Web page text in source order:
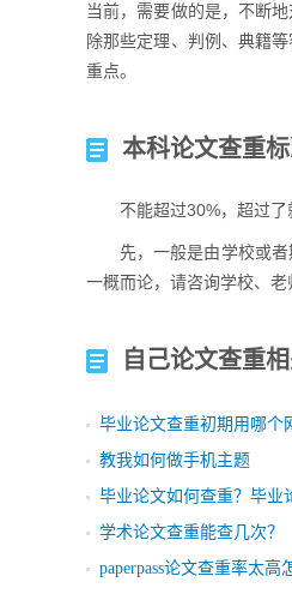
当前，需要做的是，不断
除那些定理、判例、典籍
重点。
本科论文查重
不能超过30%，超过
先，一般是由学校或
一概而论，请咨询学校、
自己论文查重
毕业论文查重初期用哪个
教我如何做手机主题
毕业论文如何查重？毕业
学术论文查重能查几次？
paperpass论文查重率太高